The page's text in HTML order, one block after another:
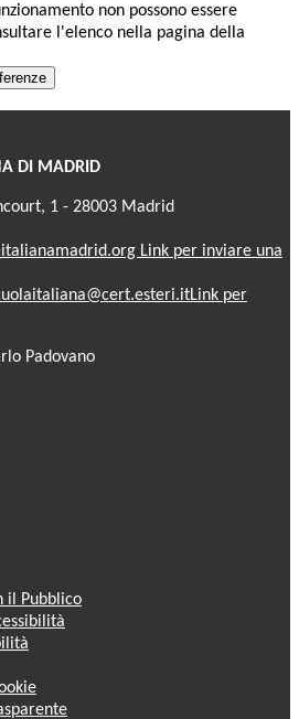
non possono essere
l'elenco nella pagina della
DI MADRID
1 - 28003 Madrid
Link per inviare una
Link per
Padovano
il Pubblico